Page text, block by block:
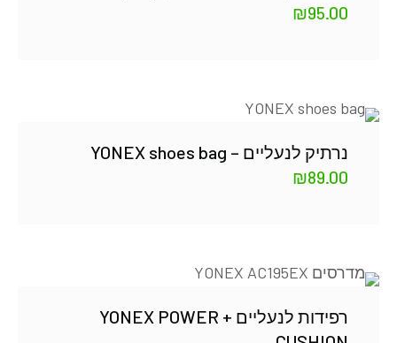
₪95.00
נרתיק לנעליים – YONEX shoes bag
₪89.00
רפידות לנעליים + YONEX POWER